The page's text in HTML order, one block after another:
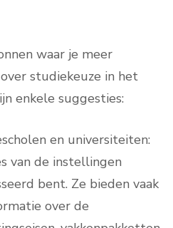
waar je meer
studiekeuze in het
enkele suggesties:
en universiteiten:
van de instellingen
bent. Ze bieden vaak
over de